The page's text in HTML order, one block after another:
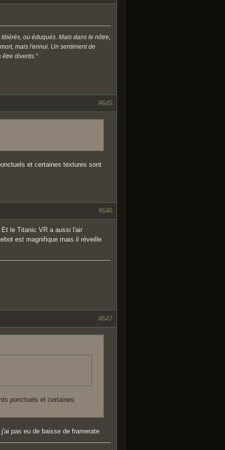
ou éduqués. Mais dans le nôtre,
mais l'ennui. Un sentiment de
être divertis."
#645
et certaines textures sont
#646
le Titanic VR a aussi l'air
est magnifique mais il réveille
#647
ponctuels et certaines
pas eu de baisse de framerate